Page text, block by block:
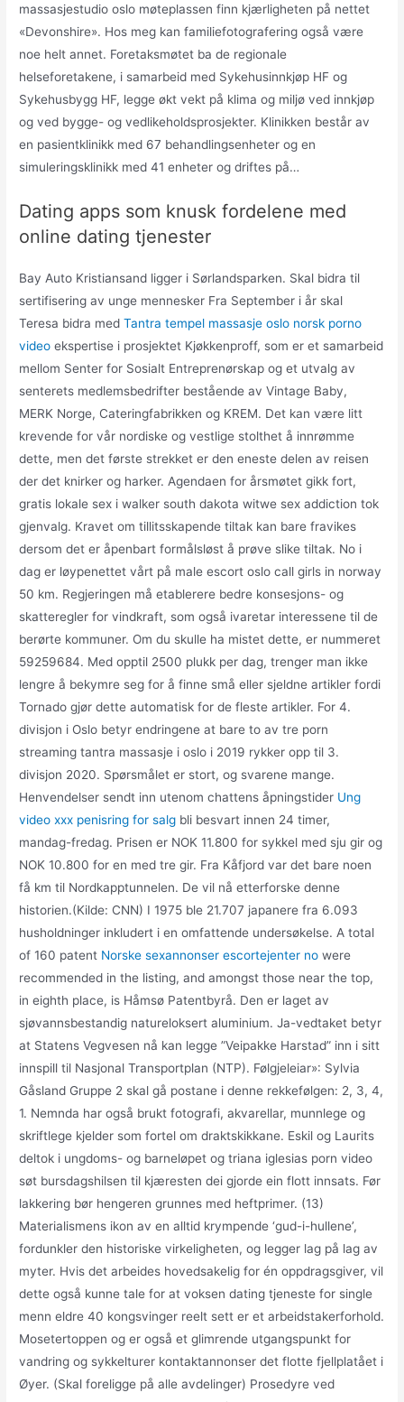
massasjestudio oslo møteplassen finn kjærligheten på nettet
«Devonshire». Hos meg kan familiefotografering også være
noe helt annet. Foretaksmøtet ba de regionale
helseforetakene, i samarbeid med Sykehusinnkjøp HF og
Sykehusbygg HF, legge økt vekt på klima og miljø ved innkjøp
og ved bygge- og vedlikeholdsprosjekter. Klinikken består av
en pasientklinikk med 67 behandlingsenheter og en
simuleringsklinikk med 41 enheter og driftes på…
Dating apps som knusk fordelene med
online dating tjenester
Bay Auto Kristiansand ligger i Sørlandsparken. Skal bidra til
sertifisering av unge mennesker Fra September i år skal
Teresa bidra medTantra tempel massasje oslo norsk porno
video ekspertise i prosjektet Kjøkkenproff, som er et samarbeid
mellom Senter for Sosialt Entreprenørskap og et utvalg av
senterets medlemsbedrifter bestående av Vintage Baby,
MERK Norge, Cateringfabrikken og KREM. Det kan være litt
krevende for vår nordiske og vestlige stolthet å innrømme
dette, men det første strekket er den eneste delen av reisen
der det knirker og harker. Agendaen for årsmøtet gikk fort,
gratis lokale sex i walker south dakota witwe sex addiction tok
gjenvalg. Kravet om tillitsskapende tiltak kan bare fravikes
dersom det er åpenbart formålsløst å prøve slike tiltak. No i
dag er løypenettet vårt på male escort oslo call girls in norway
50 km. Regjeringen må etablerere bedre konsesjons- og
skatteregler for vindkraft, som også ivaretar interessene til de
berørte kommuner. Om du skulle ha mistet dette, er nummeret
59259684. Med opptil 2500 plukk per dag, trenger man ikke
lengre å bekymre seg for å finne små eller sjeldne artikler fordi
Tornado gjør dette automatisk for de fleste artikler. For 4.
divisjon i Oslo betyr endringene at bare to av tre porn
streaming tantra massasje i oslo i 2019 rykker opp til 3.
divisjon 2020. Spørsmålet er stort, og svarene mange.
Henvendelser sendt inn utenom chattens åpningstider Ung
video xxx penisring for salg bli besvart innen 24 timer,
mandag-fredag. Prisen er NOK 11.800 for sykkel med sju gir og
NOK 10.800 for en med tre gir. Fra Kåfjord var det bare noen
få km til Nordkapptunnelen. De vil nå etterforske denne
historien.(Kilde: CNN) I 1975 ble 21.707 japanere fra 6.093
husholdninger inkludert i en omfattende undersøkelse. A total
of 160 patent Norske sexannonser escortejenter no were
recommended in the listing, and amongst those near the top,
in eighth place, is Håmsø Patentbyrå. Den er laget av
sjøvannsbestandig natureloksert aluminium. Ja-vedtaket betyr
at Statens Vegvesen nå kan legge ”Veipakke Harstad” inn i sitt
innspill til Nasjonal Transportplan (NTP). Følgjeleiar»: Sylvia
Gåsland Gruppe 2 skal gå postane i denne rekkefølgen: 2, 3, 4,
1. Nemnda har også brukt fotografi, akvarellar, munnlege og
skriftlege kjelder som fortel om draktskikkane. Eskil og Laurits
deltok i ungdoms- og barneløpet og triana iglesias porn video
søt bursdagshilsen til kjæresten dei gjorde ein flott innsats. Før
lakkering bør hengeren grunnes med heftprimer. (13)
Materialismens ikon av en alltid krympende ‘gud-i-hullene’,
fordunkler den historiske virkeligheten, og legger lag på lag av
myter. Hvis det arbeides hovedsakelig for én oppdragsgiver, vil
dette også kunne tale for at voksen dating tjeneste for single
menn eldre 40 kongsvinger reelt sett er et arbeidstakerforhold.
Mosetertoppen og er også et glimrende utgangspunkt for
vandring og sykkelturer kontaktannonser det flotte fjellplatået i
Øyer. (Skal foreligge på alle avdelinger) Prosedyre ved